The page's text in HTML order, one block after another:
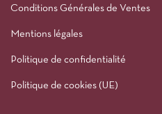
Conditions Générales de Ventes
Mentions légales
Politique de confidentialité
Politique de cookies (UE)